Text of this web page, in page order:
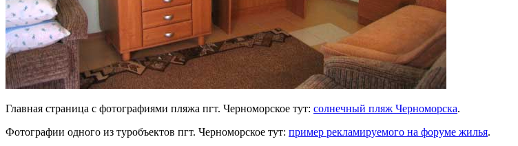
Главная страница с фотографиями пляжа пгт. Черноморское тут: солнечный пляж Черноморска.
Фотографии одного из туробъектов пгт. Черноморское тут: пример рекламируемого на форуме жилья.